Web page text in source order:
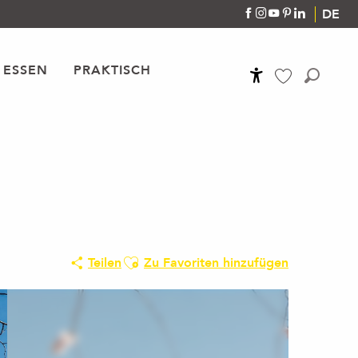
DE
PRAKTISCH
TeilenAjouter aux favoris
Zu Favoriten hinzufügen